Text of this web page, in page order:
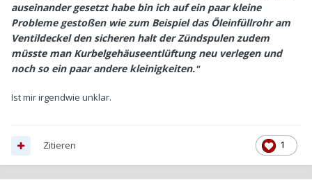
auseinander gesetzt habe bin ich auf ein paar kleine
Probleme gestoßen wie zum Beispiel das Öleinfüllrohr am
Ventildeckel den sicheren halt der Zündspulen zudem
müsste man Kurbelgehäuseentlüftung neu verlegen und
noch so ein paar andere kleinigkeiten."
Ist mir irgendwie unklar.
1
Zitieren